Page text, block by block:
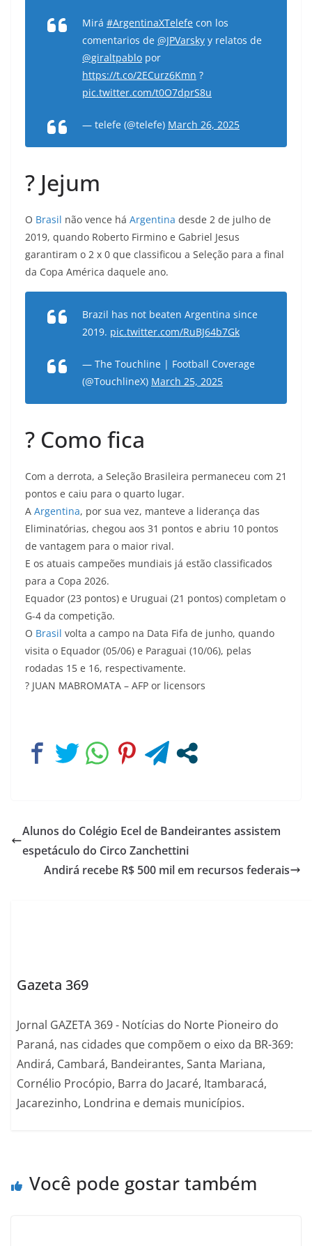
Mirá #ArgentinaXTelefe con los
comentarios de @JPVarsky y relatos de
@giraltpablo por
https://t.co/2ECurz6Kmn ?
pic.twitter.com/t0O7dprS8u
— telefe (@telefe) March 26, 2025
? Jejum
O Brasil não vence há Argentina desde 2 de julho de
2019, quando Roberto Firmino e Gabriel Jesus
garantiram o 2 x 0 que classificou a Seleção para a final
da Copa América daquele ano.
Brazil has not beaten Argentina since
2019. pic.twitter.com/RuBJ64b7Gk
— The Touchline | Football Coverage
(@TouchlineX) March 25, 2025
? Como fica
Com a derrota, a Seleção Brasileira permaneceu com 21
pontos e caiu para o quarto lugar.
A Argentina, por sua vez, manteve a liderança das
Eliminatórias, chegou aos 31 pontos e abriu 10 pontos
de vantagem para o maior rival.
E os atuais campeões mundiais já estão classificados
para a Copa 2026.
Equador (23 pontos) e Uruguai (21 pontos) completam o
G-4 da competição.
O Brasil volta a campo na Data Fifa de junho, quando
visita o Equador (05/06) e Paraguai (10/06), pelas
rodadas 15 e 16, respectivamente.
? JUAN MABROMATA – AFP or licensors
Alunos do Colégio Ecel de Bandeirantes assistem
espetáculo do Circo Zanchettini
Andirá recebe R$ 500 mil em recursos federais
Gazeta 369
Jornal GAZETA 369 - Notícias do Norte Pioneiro do
Paraná, nas cidades que compõem o eixo da BR-369:
Andirá, Cambará, Bandeirantes, Santa Mariana,
Cornélio Procópio, Barra do Jacaré, Itambaracá,
Jacarezinho, Londrina e demais municípios.
Você pode gostar também